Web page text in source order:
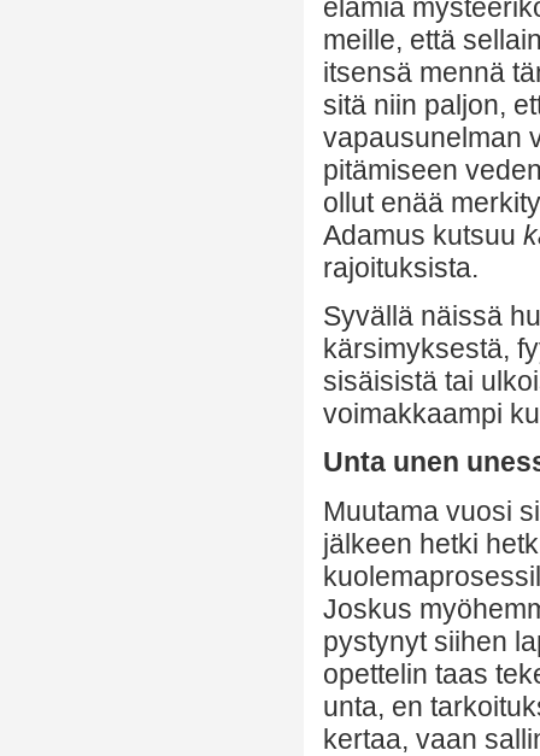
elämiä
meille, että
itsensä mennä
sitä niin paljon,
vapausunelman
pitämiseen
ollut enää
Adamus kutsuu
rajoituksista.
Syvällä näissä
kärsimyksestä,
sisäisistä tai
voimakkaampi
Unta unen
Muutama vuosi
jälkeen hetki
Joskus
pystynyt siihen
opettelin taas
unta, en
kertaa, vaan